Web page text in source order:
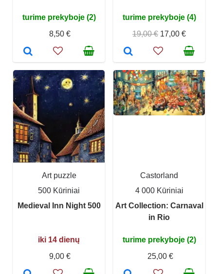
turime prekyboje (2)
8,50 €
turime prekyboje (4)
19,00 € 17,00 €
Art puzzle
500 Kūriniai
Medieval Inn Night 500
iki 14 dienų
9,00 €
Castorland
4 000 Kūriniai
Art Collection: Carnaval
in Rio
turime prekyboje (2)
25,00 €